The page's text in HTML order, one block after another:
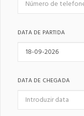
DATA DE PARTIDA
DATA DE CHEGADA